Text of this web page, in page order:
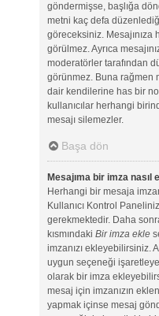
göndermişse, başlığa
metni kaç defa
göreceksiniz.
görülmez. Ayrıca
moderatörler tarafından
görünmez. Buna rağmen
dair kendilerine has bir
kullanıcılar herhangi
mesajı silemezler.
Başa dön
Mesajıma bir imza nasıl
Herhangi bir mesaja
Kullanıcı Kontrol
gerekmektedir. Daha
kısmındaki Bir imza ekle
imzanızı ekleyebilirsiniz.
uygun seçeneği
olarak bir imza
mesaj için imzanızın
yapmak içinse mesaj